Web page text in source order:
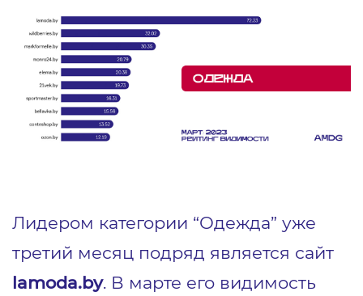
Лидером категории “Одежда” уже
третий месяц подряд является сайт
lamoda.by. В марте его видимость